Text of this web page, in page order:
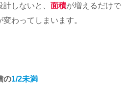
しないと、 面積が増えるだけで
変わってしまいます。
の1/2未満